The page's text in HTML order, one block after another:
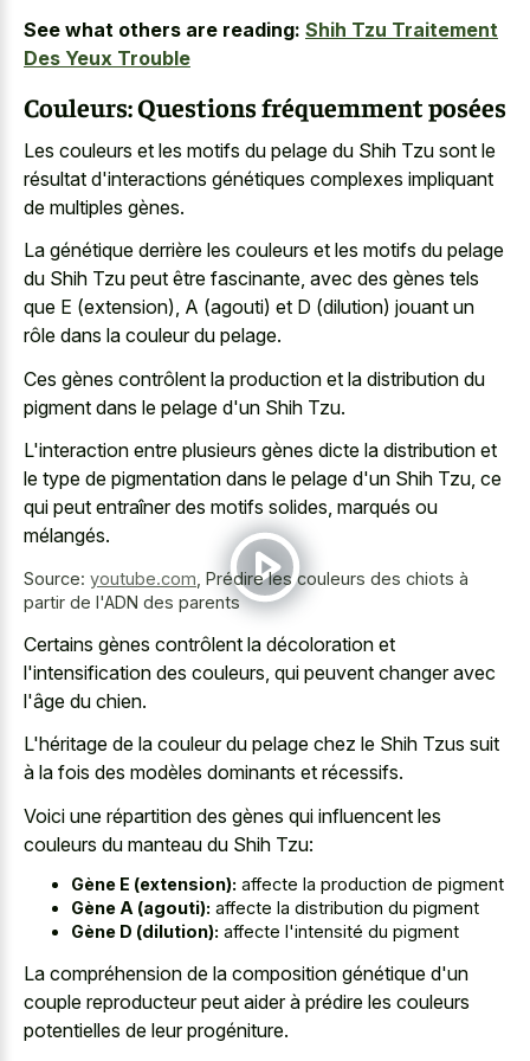
See what others are reading: Shih Tzu Traitement
Des Yeux Trouble
Couleurs: Questions fréquemment posées
Les couleurs et les motifs du pelage du Shih Tzu sont le
résultat d'interactions génétiques complexes impliquant
de multiples gènes.
La génétique derrière les couleurs et les motifs du pelage
du Shih Tzu peut être fascinante, avec des gènes tels
que E (extension), A (agouti) et D (dilution) jouant un
rôle dans la couleur du pelage.
Ces gènes contrôlent la production et la distribution du
pigment dans le pelage d'un Shih Tzu.
L'interaction entre plusieurs gènes dicte la distribution et
le type de pigmentation dans le pelage d'un Shih Tzu, ce
qui peut entraîner des motifs solides, marqués ou
mélangés.
Source: youtube.com Prédire les couleurs des chiots à
partir de l'ADN des parents
Certains gènes contrôlent la décoloration et
l'intensification des couleurs, qui peuvent changer avec
l'âge du chien.
L'héritage de la couleur du pelage chez le Shih Tzus suit
à la fois des modèles dominants et récessifs.
Voici une répartition des gènes qui influencent les
couleurs du manteau du Shih Tzu:
Gène E (extension): affecte la production de pigment
Gène A (agouti): affecte la distribution du pigment
Gène D (dilution): affecte l'intensité du pigment
La compréhension de la composition génétique d'un
couple reproducteur peut aider à prédire les couleurs
potentielles de leur progéniture.